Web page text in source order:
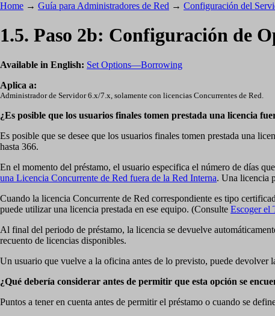
Home → Guía para Administradores de Red → Configuración del
1.5. Paso 2b: Configuración de
Available in English: Set Options—Borrowing
Aplica a:
Administrador de Servidor 6.x/7.x, solamente con licencias Concurrentes de Red.
¿Es posible que los usuarios finales tomen prestada una licencia
Es posible que se desee que los usuarios finales tomen prestada una
hasta 366.
En el momento del préstamo, el usuario especifica el número de días
una Licencia Concurrente de Red fuera de la Red Interna. Una licencia
Cuando la licencia Concurrente de Red correspondiente es tipo
puede utilizar una licencia prestada en ese equipo. (Consulte Escoger el
Al final del periodo de préstamo, la licencia se devuelve
recuento de licencias disponibles.
Un usuario que vuelve a la oficina antes de lo previsto, puede devolver
¿Qué debería considerar antes de permitir que esta opción se
Puntos a tener en cuenta antes de permitir el préstamo o cuando se